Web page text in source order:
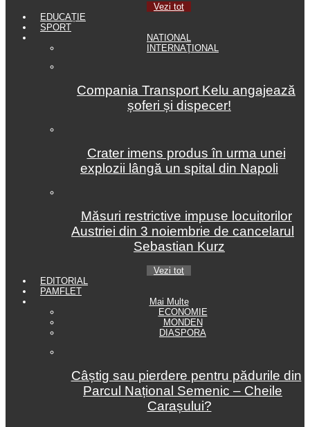
Vezi tot
EDUCAȚIE
SPORT
NATIONAL
INTERNAŢIONAL
Compania Transport Kelu angajează
șoferi și dispecer!
Crater imens produs în urma unei
explozii lângă un spital din Napoli
Măsuri restrictive impuse locuitorilor
Austriei din 3 noiembrie de cancelarul
Sebastian Kurz
Vezi tot
EDITORIAL
PAMFLET
Mai Multe
ECONOMIE
MONDEN
DIASPORA
Câștig sau pierdere pentru pădurile din
Parcul Național Semenic – Cheile
Carașului?